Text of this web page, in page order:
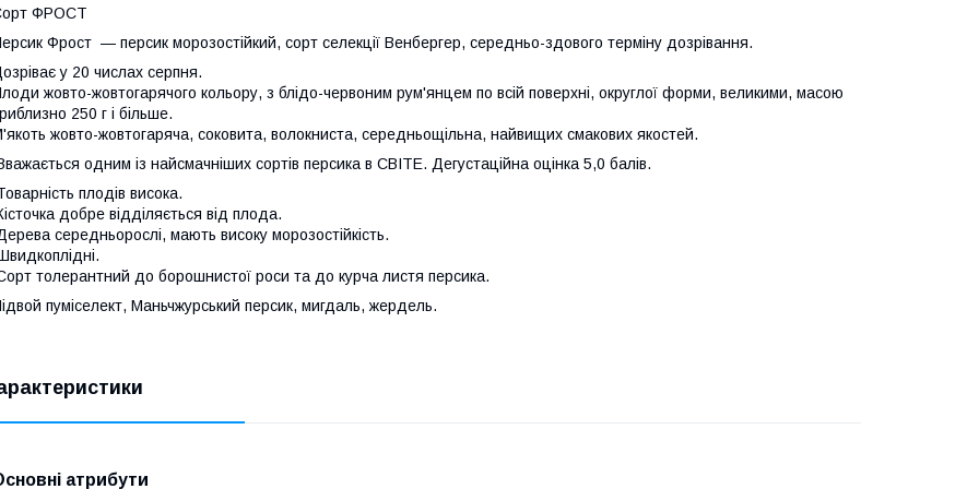
ФРОСТ
Фрост — персик морозостійкий, сорт селекції Венбергер, середньо-здового терміну дозрівання.
у 20 числах серпня.
жовто-жовтогарячого кольору, з блідо-червоним рум'янцем по всій поверхні, округлої форми, великими, масою
250 г і більше.
жовто-жовтогаряча, соковита, волокниста, середньощільна, найвищих смакових якостей.
одним із найсмачніших сортів персика в СВІТЕ. Дегустаційна оцінка 5,0 балів.
плодів висока.
добре відділяється від плода.
середньорослі, мають високу морозостійкість.
толерантний до борошнистої роси та до курча листя персика.
пуміселект, Маньчжурський персик, мигдаль, жердель.
атрибути